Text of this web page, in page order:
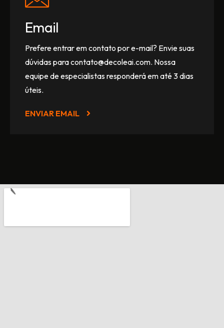
Email
Prefere entrar em contato por e-mail? Envie suas
dúvidas para contato@decoleai.com. Nossa
equipe de especialistas responderá em até 3 dias
úteis.
ENVIAR EMAIL